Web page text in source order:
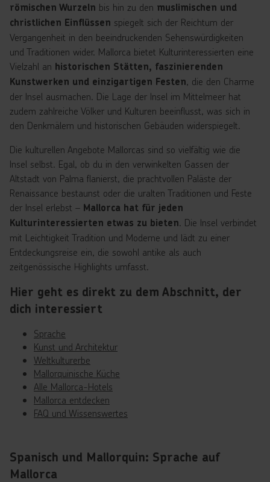
römischen Wurzeln bis hin zu den muslimischen und
christlichen Einflüssen spiegelt sich der Reichtum der
Vergangenheit in den beeindruckenden Sehenswürdigkeiten
und Traditionen wider. Mallorca bietet Kulturinteressierten eine
Vielzahl an historischen Stätten, faszinierenden
Kunstwerken und einzigartigen Festen, die den Charme
der Insel ausmachen. Die Lage der Insel im Mittelmeer hat
zudem zahlreiche Völker und Kulturen beeinflusst, was sich in
den Denkmälern und historischen Gebäuden widerspiegelt.
Die kulturellen Angebote Mallorcas sind so vielfältig wie die
Insel selbst. Egal, ob du in den verwinkelten Gassen der
Altstadt von Palma flanierst, die prachtvollen Paläste der
Renaissance bestaunst oder die uralten Traditionen und Feste
der Insel erlebst – Mallorca hat für jeden
Kulturinteressierten etwas zu bieten. Die Insel verbindet
mit Leichtigkeit Tradition und Moderne und lädt zu einer
Entdeckungsreise ein, die sowohl antike als auch
zeitgenössische Highlights umfasst.
Hier geht es direkt zu dem Abschnitt, der
dich interessiert
Sprache
Kunst und Architektur
Weltkulturerbe
Mallorquinische Küche
Alle Mallorca-Hotels
Mallorca entdecken
FAQ und Wissenswertes
Spanisch und Mallorquin: Sprache auf
Mallorca